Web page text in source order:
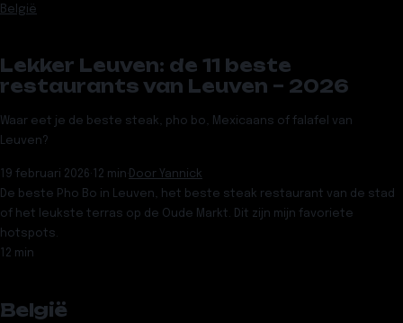
België
Lekker Leuven: de 11 beste
restaurants van Leuven – 2026
Waar eet je de beste steak, pho bo, Mexicaans of falafel van
Leuven?
19 februari 2026· 12 min·Door Yannick
De beste Pho Bo in Leuven, het beste steak restaurant van de stad
of het leukste terras op de Oude Markt. Dit zijn mijn favoriete
hotspots.
12 min
België